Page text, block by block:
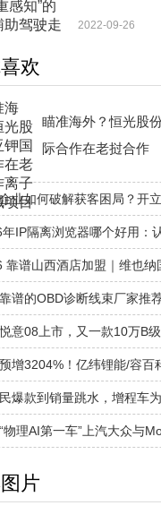
2022-09-26
欢
瞄准海外？恒光股
际合作在老挝合作
业如何破解获客困局？开
年IP隔离浏览器哪个好用：
靠谱山西酒店加盟｜维也纳
谱的OBD诊断线束厂家推
意08上市，又一款10万B
增3204%！亿纬锂能/容百
爆款到销量跳水，增程车
物理AI第一车”上汽大众与
片